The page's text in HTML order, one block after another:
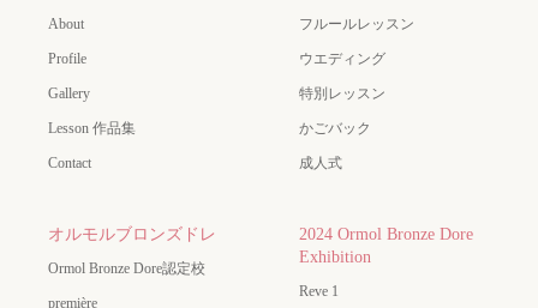
About
Profile
Gallery
Lesson 作品集
Contact
フルールレッスン
ウエディング
特別レッスン
かごバック
成人式
オルモルブロンズドレ
Ormol Bronze Dore認定校
première
2024 Ormol Bronze Dore
Exhibition
Reve 1